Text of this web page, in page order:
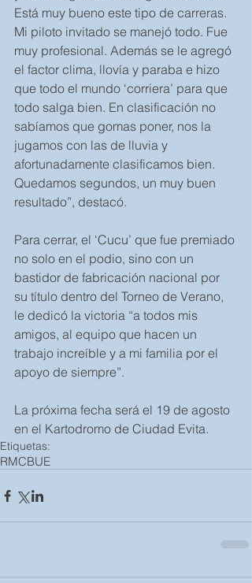
Está muy bueno este tipo de carreras.
Mi piloto invitado se manejó todo. Fue
muy profesional. Además se le agregó
el factor clima, llovía y paraba e hizo
que todo el mundo ‘corriera’ para que
todo salga bien. En clasificación no
sabíamos que gomas poner, nos la
jugamos con las de lluvia y
afortunadamente clasificamos bien.
Quedamos segundos, un muy buen
resultado”, destacó.
Para cerrar, el ‘Cucu’ que fue premiado
no solo en el podio, sino con un
bastidor de fabricación nacional por
su título dentro del Torneo de Verano,
le dedicó la victoria “a todos mis
amigos, al equipo que hacen un
trabajo increíble y a mi familia por el
apoyo de siempre”.
La próxima fecha será el 19 de agosto
en el Kartodromo de Ciudad Evita.
Etiquetas:
RMCBUE